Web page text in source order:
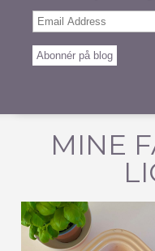
Email
Abonnér på blog
MINE